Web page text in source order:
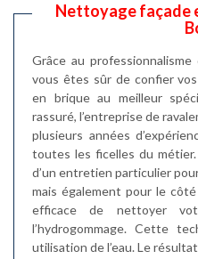
Nettoyage façade
Grâce au
vous êtes sûr de confier
en brique au meilleur
rassuré, l’entreprise de
plusieurs années
toutes les ficelles du
d’un entretien particulier
mais également pour le
efficace de nettoyer
l’hydrogommage. Cette
utilisation de l’eau. Le